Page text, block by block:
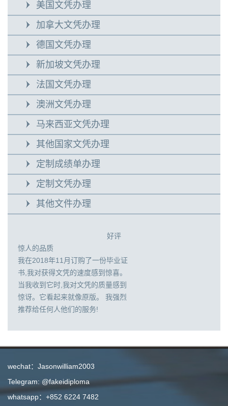
美国文凭办理
加拿大文凭办理
德国文凭办理
新加坡文凭办理
法国文凭办理
澳洲文凭办理
马来西亚文凭办理
其他国家文凭办理
定制成绩单办理
定制文凭办理
其他文件办理
好评
惊人的品质
我在2018年11月订购了一份毕业证
书,我对获得文凭的速度感到惊喜。
当我收到它时,我对文凭的质量感到
惊讶。它看起来就像原版。 我强烈
推荐给任何人他们的服务!
wechat：Jasonwilliam2003
Telegram: @fakeidiploma
whatsapp：+852 6224 7482